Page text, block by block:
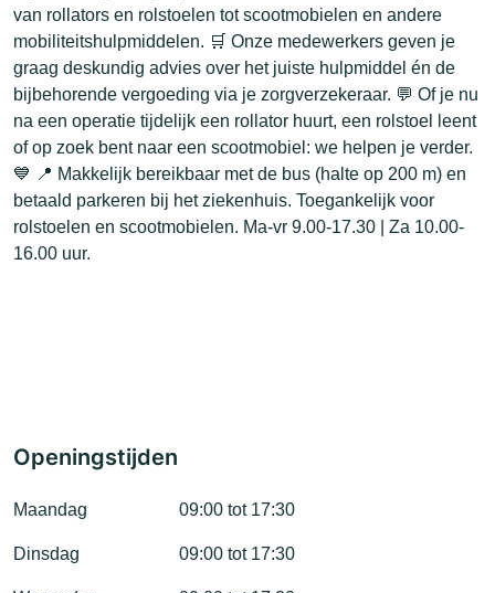
van rollators en rolstoelen tot scootmobielen en andere
mobiliteitshulpmiddelen. 🛒 Onze medewerkers geven je
graag deskundig advies over het juiste hulpmiddel én de
bijbehorende vergoeding via je zorgverzekeraar. 💬 Of je nu
na een operatie tijdelijk een rollator huurt, een rolstoel leent
of op zoek bent naar een scootmobiel: we helpen je verder.
💙 📍 Makkelijk bereikbaar met de bus (halte op 200 m) en
betaald parkeren bij het ziekenhuis. Toegankelijk voor
rolstoelen en scootmobielen. Ma-vr 9.00-17.30 | Za 10.00-
16.00 uur.
Openingstijden
Maandag 09:00 tot 17:30
Dinsdag 09:00 tot 17:30